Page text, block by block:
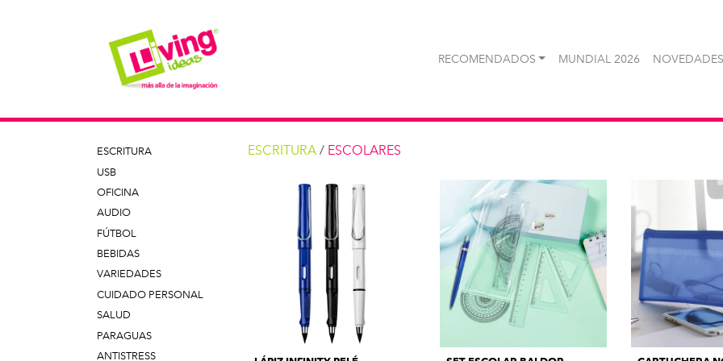
RECOMENDADOS MUNDIAL 2026
ESCRITURA
USB
OFICINA
AUDIO
FÚTBOL
BEBIDAS
VARIEDADES
CUIDADO PERSONAL
SALUD
PARAGUAS
ANTISTRESS
ESCRITURA / ESCOLARES